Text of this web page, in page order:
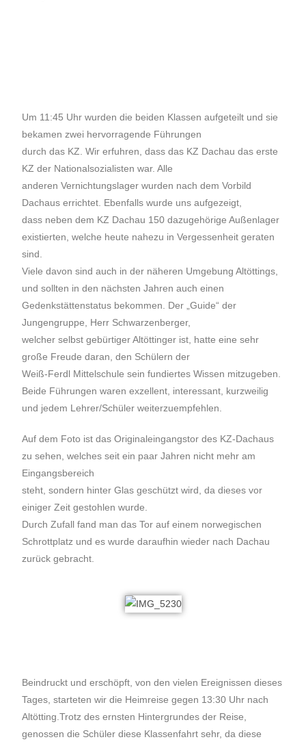
Um 11:45 Uhr wurden die beiden Klassen aufgeteilt und sie
bekamen zwei hervorragende Führungen
durch das KZ. Wir erfuhren, dass das KZ Dachau das erste
KZ der Nationalsozialisten war. Alle
anderen Vernichtungslager wurden nach dem Vorbild
Dachaus errichtet. Ebenfalls wurde uns aufgezeigt,
dass neben dem KZ Dachau 150 dazugehörige Außenlager
existierten, welche heute nahezu in Vergessenheit geraten
sind.
Viele davon sind auch in der näheren Umgebung Altöttings,
und sollten in den nächsten Jahren auch einen
Gedenkstättenstatus bekommen. Der „Guide“ der
Jungengruppe, Herr Schwarzenberger,
welcher selbst gebürtiger Altöttinger ist, hatte eine sehr
große Freude daran, den Schülern der
Weiß-Ferdl Mittelschule sein fundiertes Wissen mitzugeben.
Beide Führungen waren exzellent, interessant, kurzweilig
und jedem Lehrer/Schüler weiterzuempfehlen.
Auf dem Foto ist das Originaleingangstor des KZ-Dachaus
zu sehen, welches seit ein paar Jahren nicht mehr am
Eingangsbereich
steht, sondern hinter Glas geschützt wird, da dieses vor
einiger Zeit gestohlen wurde.
Durch Zufall fand man das Tor auf einem norwegischen
Schrottplatz und es wurde daraufhin wieder nach Dachau
zurück gebracht.
Beindruckt und erschöpft, von den vielen Ereignissen dieses
Tages, starteten wir die Heimreise gegen 13:30 Uhr nach
Altötting.Trotz des ernsten Hintergrundes der Reise,
genossen die Schüler diese Klassenfahrt sehr, da diese